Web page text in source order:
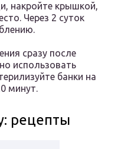
накройте крышкой,
Через 2 суток
сразу после
использовать
банки на
минут.
рецепты